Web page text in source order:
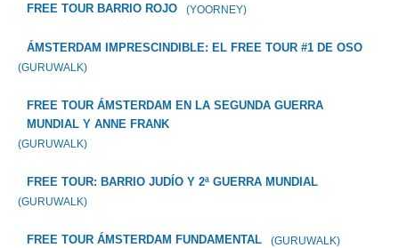
FREE TOUR BARRIO ROJO (YOORNEY)
ÁMSTERDAM IMPRESCINDIBLE: EL FREE TOUR #1 DE OSO
(GURUWALK)
FREE TOUR ÁMSTERDAM EN LA SEGUNDA GUERRA
MUNDIAL Y ANNE FRANK
(GURUWALK)
FREE TOUR: BARRIO JUDÍO Y 2ª GUERRA MUNDIAL
(GURUWALK)
FREE TOUR ÁMSTERDAM FUNDAMENTAL (GURUWALK)